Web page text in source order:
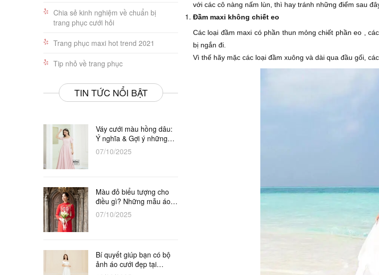
với các cô nàng nấm lùn, thì hay tránh những điểm sau
Đầm maxi không chiết eo
Các loại đầm maxi có phần thun mỏng chiết phần eo ,
bị ngắn đi.
Vì thế hãy mặc các loại đầm xuông và dài qua đầu gối,
Chia sẻ kinh nghiệm về chuẩn bị
trang phục cưới hỏi
Trang phục maxi hot trend 2021
Tip nhỏ về trang phục
TIN TỨC NỔI BẬT
Váy cưới màu hồng dâu:
Ý nghĩa & Gợi ý những
thiết kế đẹp nhất
07/10/2025
Màu đỏ biểu tượng cho
điều gì? Những mẫu áo
dài đỏ cô dâu tuyệt đẹp
07/10/2025
Bí quyết giúp bạn có bộ
ảnh áo cưới đẹp tại